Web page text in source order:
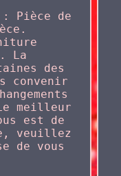
: Pièce de
La
des
convenir
meilleur
est de
veuillez
de vous